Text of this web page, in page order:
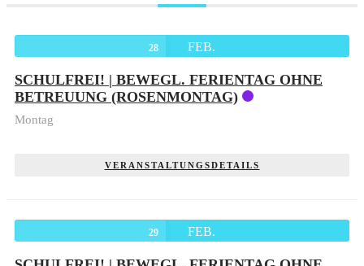
28 FEB.
SCHULFREI! | BEWEGL. FERIENTAG OHNE
BETREUUNG (ROSENMONTAG)
Montag
VERANSTALTUNGSDETAILS
29 FEB.